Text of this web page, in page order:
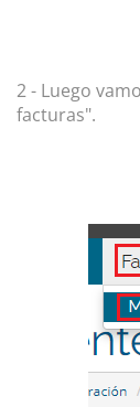
2 - Luego
facturas".